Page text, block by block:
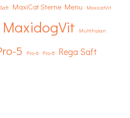
MaxiCat Sterne Menu MaxicatVit
MaxidogVit Multihysan
5 Pro-6 Pro-8
Rega Saft